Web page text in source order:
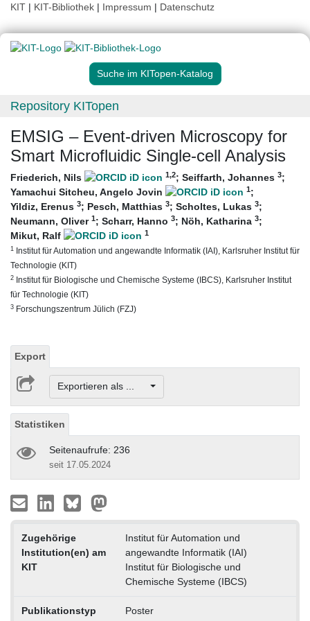
KIT | KIT-Bibliothek | Impressum | Datenschutz
Suche im KITopen-Katalog
Repository KITopen
EMSIG – Event-driven Microscopy for
Smart Microfluidic Single-cell Analysis
Friederich, Nils 1,2; Seiffarth, Johannes 3;
Yamachui Sitcheu, Angelo Jovin
1;
Yildiz, Erenus 3; Pesch, Matthias 3; Scholtes, Lukas 3;
Neumann, Oliver 1; Scharr, Hanno 3; Nöh, Katharina 3;
Mikut, Ralf
1
1 Institut für Automation und angewandte Informatik (IAI), Karlsruher Institut für
Technologie (KIT)
2 Institut für Biologische und Chemische Systeme (IBCS), Karlsruher Institut
für Technologie (KIT)
3 Forschungszentrum Jülich (FZJ)
Export
Exportieren als ...
Statistiken
Seitenaufrufe: 236
seit 17.05.2024
Zugehörige
Institution(en) am
KIT
Institut für Automation und
angewandte Informatik (IAI)
Institut für Biologische und
Chemische Systeme (IBCS)
Publikationstyp Poster